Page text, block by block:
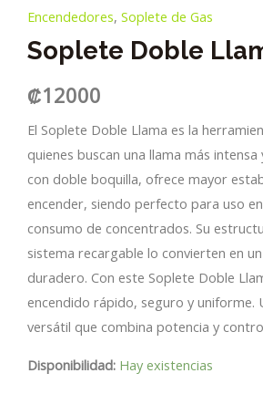
Encendedores, Soplete de Gas
Soplete Doble
₡12000
El Soplete Doble Llama es la
quienes buscan una llama más
con doble boquilla, ofrece mayor
encender, siendo perfecto para uso
consumo de concentrados. Su
sistema recargable lo convierten en
duradero. Con este Soplete Doble
encendido rápido, seguro y uniforme.
versátil que combina potencia y
Disponibilidad: Hay existencias